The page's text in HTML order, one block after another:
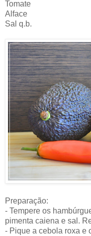
Tomate
Alface
Sal q.b.
Preparação:
- Tempere os
pimenta caiena e sal.
- Pique a cebola roxa e